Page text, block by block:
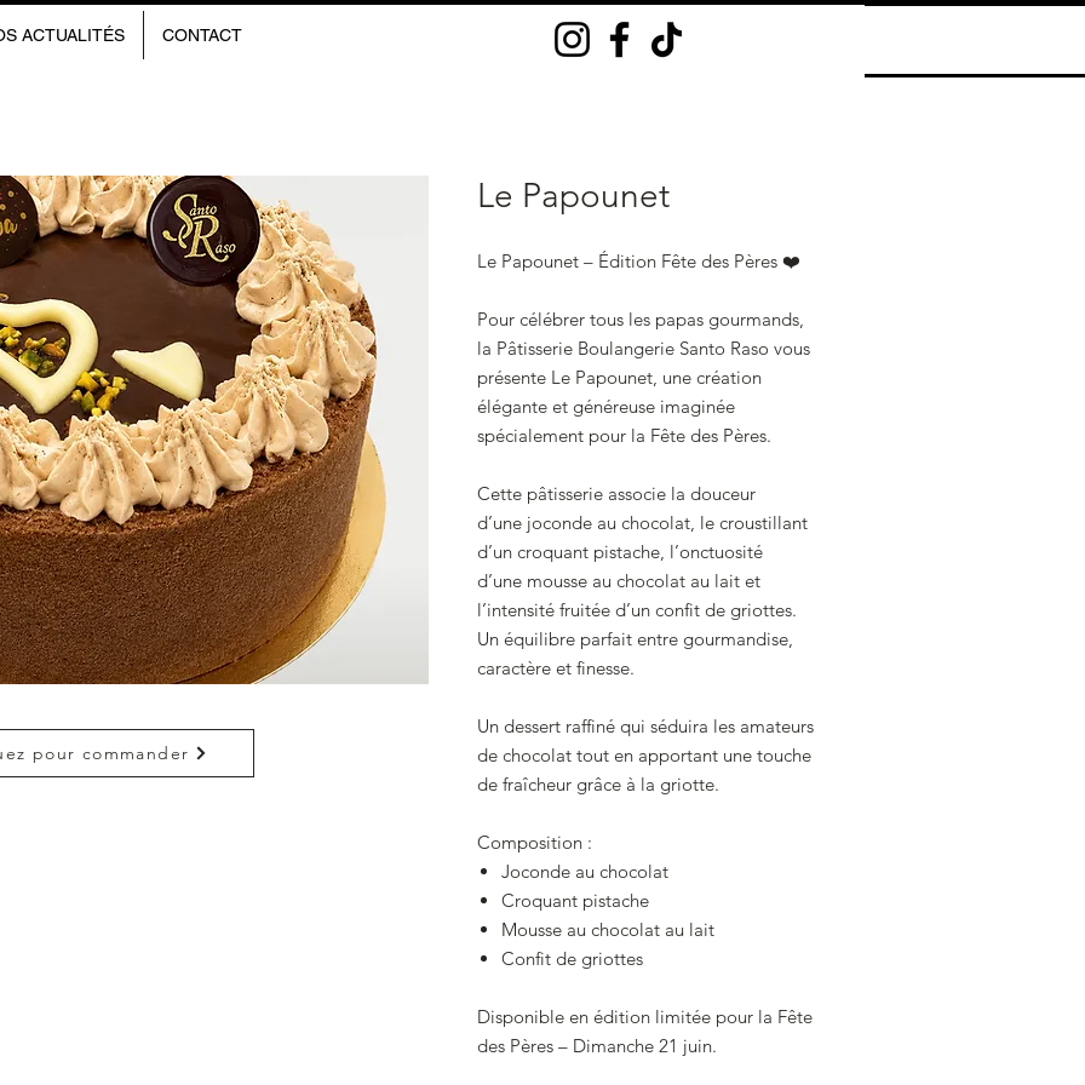
ACTUALITÉS CONTACT
Le Papounet
Le Papounet – Édition Fête des Pères ❤️
Pour célébrer tous les papas gourmands,
la Pâtisserie Boulangerie Santo Raso vous
présente Le Papounet, une création
élégante et généreuse imaginée
spécialement pour la Fête des Pères.
Cette pâtisserie associe la douceur
d’une joconde au chocolat, le croustillant
d’un croquant pistache, l’onctuosité
d’une mousse au chocolat au lait et
l’intensité fruitée d’un confit de griottes.
Un équilibre parfait entre gourmandise,
caractère et finesse.
Un dessert raffiné qui séduira les amateurs
de chocolat tout en apportant une touche
de fraîcheur grâce à la griotte.
Composition :
Joconde au chocolat
Croquant pistache
Mousse au chocolat au lait
Confit de griottes
Disponible en édition limitée pour la Fête
des Pères – Dimanche 21 juin.
pour commander